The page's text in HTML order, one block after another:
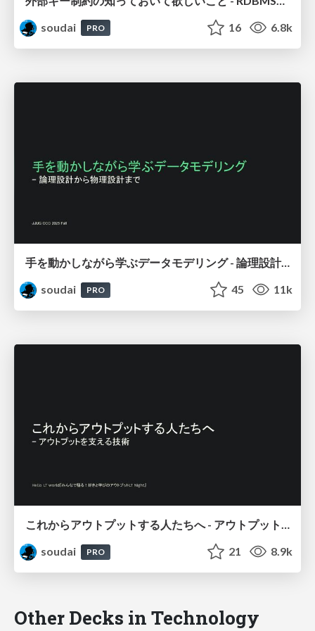
soudai
PRO 16 6.8k
手を動かしながら学ぶデータモデリング - 論理設計から物理設計まで / Data modeling
soudai
PRO 45 11k
これからアウトプットする人たちへ - アウトプットを支える技術 / that support output
soudai
PRO 21 8.9k
Other Decks in Technology